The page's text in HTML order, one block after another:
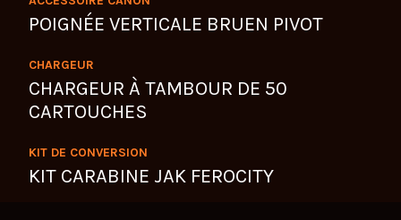
POIGNÉE VERTICALE BRUEN PIVOT
CHARGEUR
CHARGEUR À TAMBOUR DE 50
CARTOUCHES
KIT DE CONVERSION
KIT CARABINE JAK FEROCITY